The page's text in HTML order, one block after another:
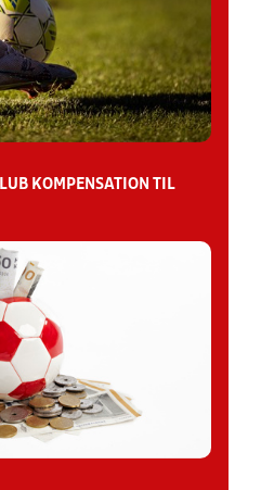
KOMPENSATION TIL